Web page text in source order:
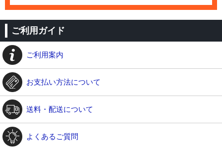
ご利用ガイド
ご利用案内
お支払い方法について
送料・配送について
よくあるご質問